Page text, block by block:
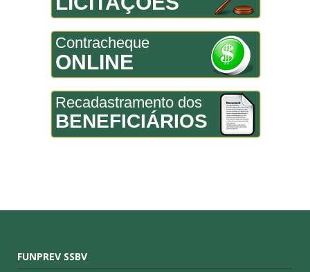
Contracheque
ONLINE
Recadastramento dos
BENEFICIÁRIOS
FUNPREV SSBV